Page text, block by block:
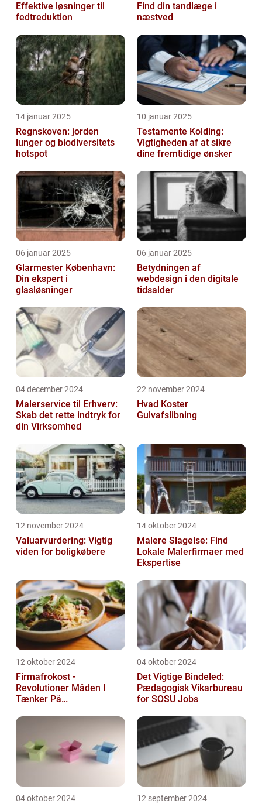
Effektive løsninger til
fedtreduktion
Find din tandlæge i
næstved
14 januar 2025
Regnskoven: jorden
lunger og biodiversitets
hotspot
10 januar 2025
Testamente Kolding:
Vigtigheden af at sikre
dine fremtidige ønsker
06 januar 2025
Glarmester København:
Din ekspert i
glasløsninger
06 januar 2025
Betydningen af
webdesign i den digitale
tidsalder
04 december 2024
Malerservice til Erhverv:
Skab det rette indtryk for
din Virksomhed
22 november 2024
Hvad Koster
Gulvafslibning
12 november 2024
Valuarvurdering: Vigtig
viden for boligkøbere
14 oktober 2024
Malere Slagelse: Find
Lokale Malerfirmaer med
Ekspertise
12 oktober 2024
Firmafrokost -
Revolutioner Måden I
Tænker På
04 oktober 2024
Det Vigtige Bindeled:
Pædagogisk Vikarbureau
for SOSU Jobs
04 oktober 2024 12 september 2024